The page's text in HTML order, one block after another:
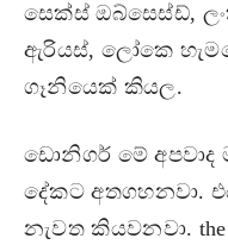
සෙක්ස් ඔබ්සෙස්ඩ්,
ඇරියස්, ලෝකෙ
ගෑනියෙක් කියල.
ඩොනිගර් මේ අපවාද
දේකට අතගහනවා.
නැවත කියවනවා. the